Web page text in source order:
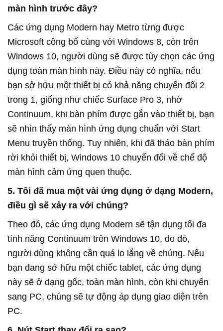
màn hình trước đây?
Các ứng dụng Modern hay Metro từng được
Microsoft công bố cùng với Windows 8, còn trên
Windows 10, người dùng sẽ được tùy chọn các ứng
dụng toàn màn hình này. Điều này có nghĩa, nếu
bạn sở hữu một thiết bị có khả năng chuyển đổi 2
trong 1, giống như chiếc Surface Pro 3, nhờ
Continuum, khi bàn phím được gắn vào thiết bị, bạn
sẽ nhìn thấy màn hình ứng dụng chuẩn với Start
Menu truyền thống. Tuy nhiên, khi đã tháo bàn phím
rời khỏi thiết bị, Windows 10 chuyển đổi về chế độ
màn hình cảm ứng quen thuộc.
5. Tôi đã mua một vài ứng dụng ở dạng Modern,
điều gì sẽ xảy ra với chúng?
Theo đó, các ứng dụng Modern sẽ tận dụng tối đa
tính năng Continuum trên Windows 10, do đó,
người dùng không cần quá lo lắng về chúng. Nếu
bạn đang sở hữu một chiếc tablet, các ứng dụng
này sẽ ở dạng gốc, toàn màn hình, còn khi chuyển
sang PC, chúng sẽ tự động áp dụng giao diện trên
PC.